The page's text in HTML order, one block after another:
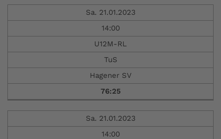
Sa. 21.01.2023
14:00
U12M-RL
TuS
Hagener SV
76:25
Sa. 21.01.2023
14:00